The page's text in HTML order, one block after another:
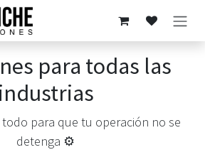
para todas las
industrias
todo para que tu operación no se
detenga ⚙️